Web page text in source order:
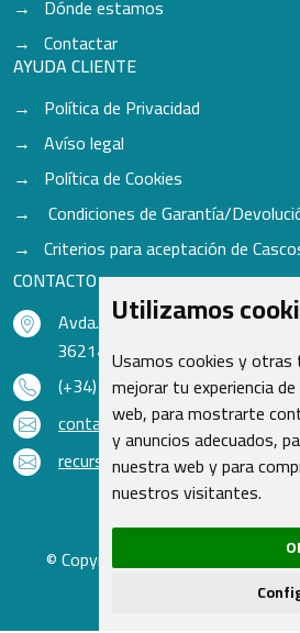
Utilizamos
Usamos cookies y
mejorar tu experiencia
web, para mostrarte
y anuncios adecuados,
nuestra web y para
nuestros visitantes.
Dónde estamos
Contactar
AYUDA CLIENTE
Política de Privacidad
Avíso legal
Política de Cookies
Condiciones de Garantía/
Criterios para aceptación de
CONTACTO
Avda. do Freixo - Sardoma, 13
36214 Vigo - Pontevedra -
(+34) 986 48 16 33
contacto@qsr.es
recursoshumanos@qsr.es
© Copyright 2026 - Recambios
derechos